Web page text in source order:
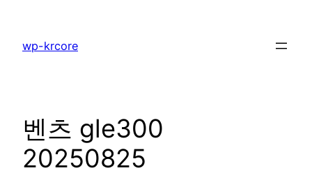
wp-krcore
벤츠 gle300
20250825